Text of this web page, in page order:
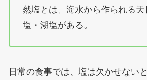
然塩とは、海水から作られる天
塩・湖塩がある。
日常の食事では、塩は欠かせない